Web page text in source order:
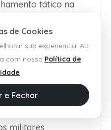
tático na
praticando
perceber a
ele tentou fugir,
de cor verde
policial.
militares
de Cookies
sua experiência. Ao
com nossa Política de
.
e Fechar